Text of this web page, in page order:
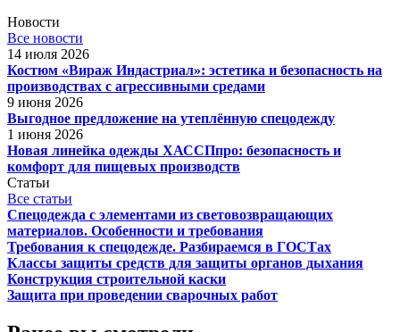
Новости
Все новости
14 июля 2026
Костюм «Вираж Индастриал»: эстетика и безопасность на
производствах с агрессивными средами
9 июня 2026
Выгодное предложение на утеплённую спецодежду
1 июня 2026
Новая линейка одежды ХАССПпро: безопасность и
комфорт для пищевых производств
Статьи
Все статьи
Спецодежда с элементами из световозвращающих
материалов. Особенности и требования
Требования к спецодежде. Разбираемся в ГОСТах
Классы защиты средств для защиты органов дыхания
Конструкция строительной каски
Защита при проведении сварочных работ